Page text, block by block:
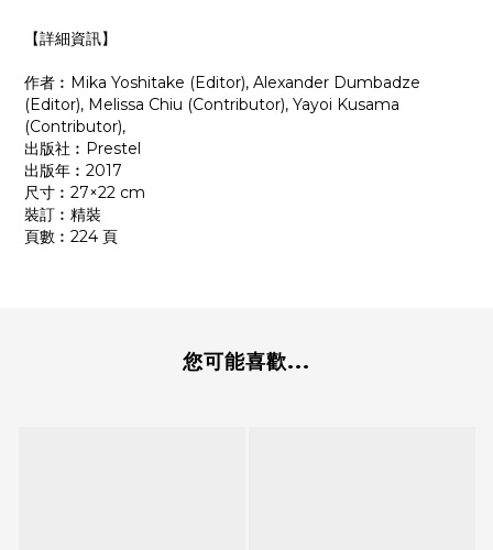
【詳細資訊】
作者︰Mika Yoshitake (Editor), Alexander Dumbadze
(Editor), Melissa Chiu (Contributor), Yayoi Kusama
(Contributor),
出版社︰Prestel
出版年︰2017
尺寸︰27×22 cm
裝訂︰精裝
頁數︰224 頁
您可能喜歡...